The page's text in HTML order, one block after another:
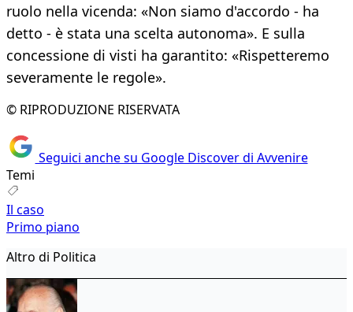
ruolo nella vicenda: «Non siamo d'accordo - ha
detto - è stata una scelta autonoma». E sulla
concessione di visti ha garantito: «Rispetteremo
severamente le regole».
© RIPRODUZIONE RISERVATA
Seguici anche su Google Discover di Avvenire
Temi
Il caso
Primo piano
Altro di Politica